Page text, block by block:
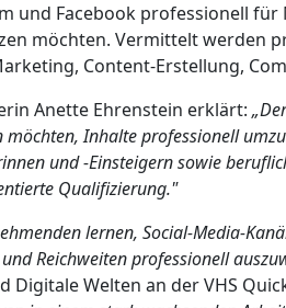
und Facebook professionell
möchten. Vermittelt werden
Content-Erstellung,
Anette Ehrenstein erklärt:
möchten, Inhalte professionell
und -Einsteigern sowie
Qualifizierung."
lernen, Social-Media-
Reichweiten professionell
Digitale Welten an der VHS